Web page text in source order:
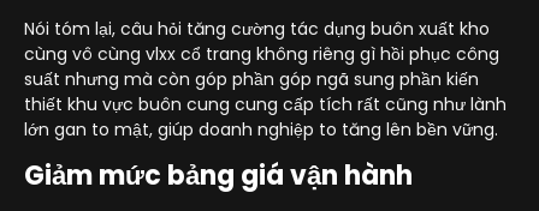
Nói tóm lại, câu hỏi tăng cường tác dụng buôn xuất kho
cùng vô cùng vlxx cổ trang không riêng gì hồi phục công
suất nhưng mà còn góp phần góp ngã sung phần kiến
thiết khu vực buôn cung cung cấp tích rất cũng như lành
lớn gan to mật, giúp doanh nghiệp to tăng lên bền vững.
Giảm mức bảng giá vận hành